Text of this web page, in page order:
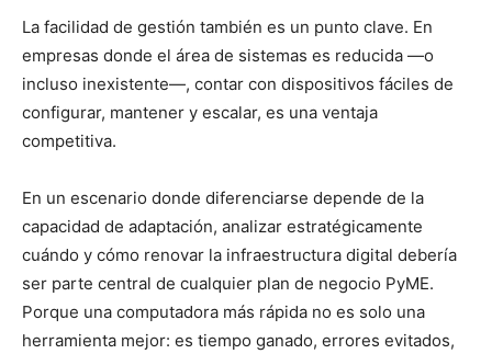
La facilidad de gestión también es un punto clave. En
empresas donde el área de sistemas es reducida —o
incluso inexistente—, contar con dispositivos fáciles de
configurar, mantener y escalar, es una ventaja
competitiva.
En un escenario donde diferenciarse depende de la
capacidad de adaptación, analizar estratégicamente
cuándo y cómo renovar la infraestructura digital debería
ser parte central de cualquier plan de negocio PyME.
Porque una computadora más rápida no es solo una
herramienta mejor: es tiempo ganado, errores evitados,